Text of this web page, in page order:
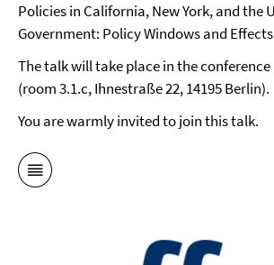
Policies in California, New York, and the
Government: Policy Windows and
The talk will take place in the conference
(room 3.1.c, Ihnestraße 22, 14195 Berlin).
You are warmly invited to join this talk.